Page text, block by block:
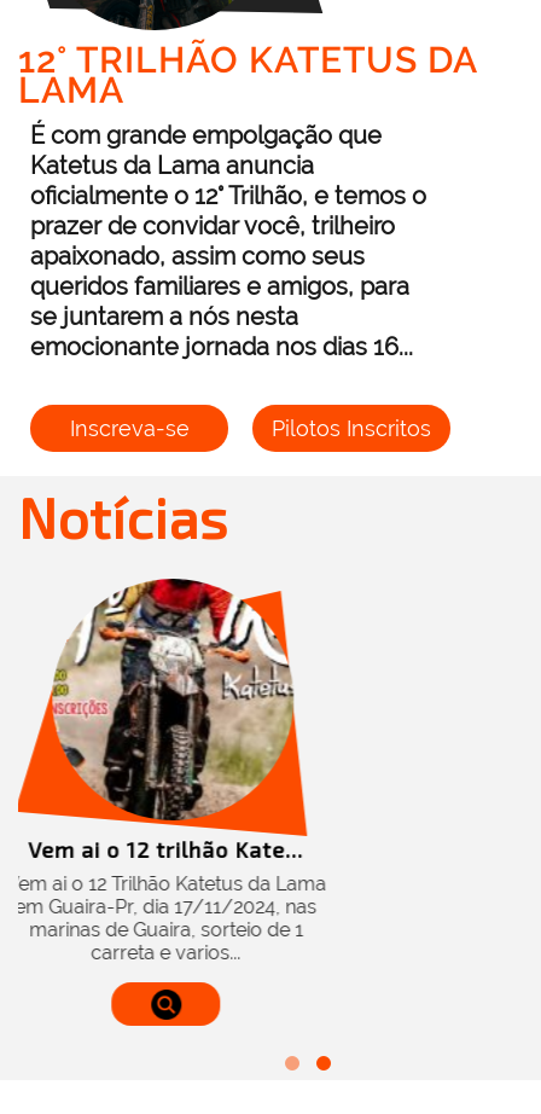
12° TRILHÃO KATETUS DA
LAMA
É com grande empolgação que
Katetus da Lama anuncia
oficialmente o 12° Trilhão, e temos o
prazer de convidar você, trilheiro
apaixonado, assim como seus
queridos familiares e amigos, para
se juntarem a nós nesta
emocionante jornada nos dias 16...
Inscreva-se Pilotos Inscritos
Notícias
Kate...
da Lama
2024, nas
de 1